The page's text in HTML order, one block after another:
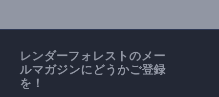
レンダーフォレストのメー
ルマガジンにどうかご登録
を！